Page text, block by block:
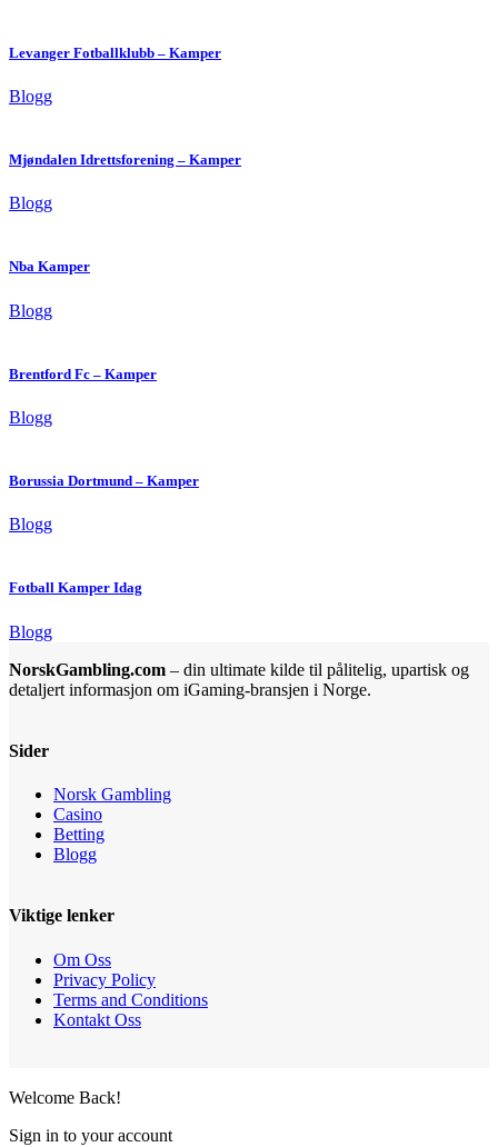
Levanger Fotballklubb – Kamper
Blogg
Mjøndalen Idrettsforening – Kamper
Blogg
Nba Kamper
Blogg
Brentford Fc – Kamper
Blogg
Borussia Dortmund – Kamper
Blogg
Fotball Kamper Idag
Blogg
NorskGambling.com – din ultimate kilde til pålitelig, upartisk og
detaljert informasjon om iGaming-bransjen i Norge.
Sider
Norsk Gambling
Casino
Betting
Blogg
Viktige lenker
Om Oss
Privacy Policy
Terms and Conditions
Kontakt Oss
Welcome Back!
Sign in to your account